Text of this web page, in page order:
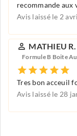
recommande aux
Avis laissé le 2
MATHIEU R.
Formule B Boite
Tres bon acceuil
Avis laissé le 28